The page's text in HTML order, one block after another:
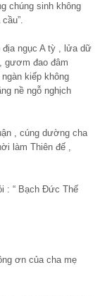
chúng sinh không
địa ngục A tỳ , lửa dữ
gươm đao đâm
kiếp không
nề ngỗ nghịch
, cúng dường cha
làm Thiên đế ,
: “ Bạch Đức Thế
ơn của cha mẹ